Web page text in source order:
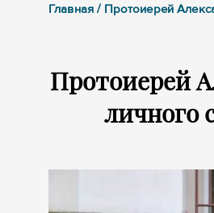
Главная / Протоиерей
Протоиерей
личного